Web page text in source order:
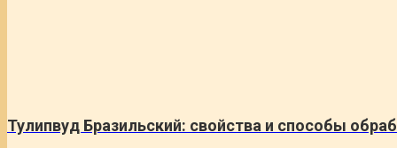
Тулипвуд Бразильский: свойства и способы